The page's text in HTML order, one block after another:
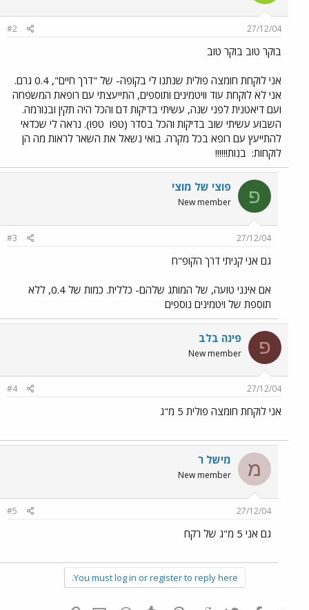
27/12/04
#2
בוקר טוב בוקר טוב
אני לוקחת חומצה פולית שנתנו לי בקופה- של "דרך חיים", 0.4 גרם.
אני לא לוקחת עוד וויטמינים ותוספים, התייעצתי עם רופאת המשפחה
ועם דיאטנית לפני שנה, עשיתי בדיקות דם והכל היה תקין ובנורמה.
השבוע עשיתי שוב בדיקות והכל בסדר (טפו טפו). נראה לי שכדאי
להתייעץ עם רופא בכל מקרה. בואי נשאל את השאר לראות מה הן
לוקחות: בנות!!!!!!
פ פוצי של מוצי
New member
27/12/04
#3
גם אני קניתי דרך הקופ"ח
אם אינני טועה, של המותג שלהם- כללית. כמות של 0.4, ללא
תוספת של ויטמינים נוספים
פ פינה בלב
New member
27/12/04
#4
אני לוקחת חומצה פולית 5 מ"ג
מ מישל ר
New member
27/12/04
#5
גם אני 5 מ"ג של רקח
You must log in or register to reply here.